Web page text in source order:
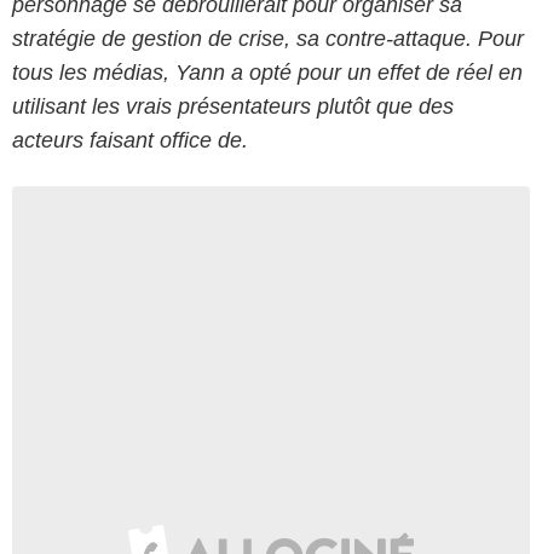
personnage se débrouillerait pour organiser sa
stratégie de gestion de crise, sa contre-attaque. Pour
tous les médias, Yann a opté pour un effet de réel en
utilisant les vrais présentateurs plutôt que des
acteurs faisant office de.